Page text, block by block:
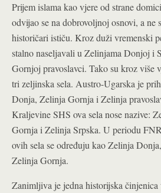
Prijem islama kao vjere od strane
odvijao se na dobrovoljnoj osnovi, a ne
historičari ističu. Kroz duži vremenski
stalno naseljavali u Zelinjama Donjoj i
Gornjoj pravoslavci. Tako su kroz više
tri zeljinska sela. Austro-Ugarska je
Donja, Zelinja Gornja i Zelinja
Kraljevine SHS ova sela nose nazive:
Gornja i Zelinja Srpska. U periodu
ovih sela se određuju kao Zelinja
Zelinja Gornja.
Zanimljiva je jedna historijska činjenica